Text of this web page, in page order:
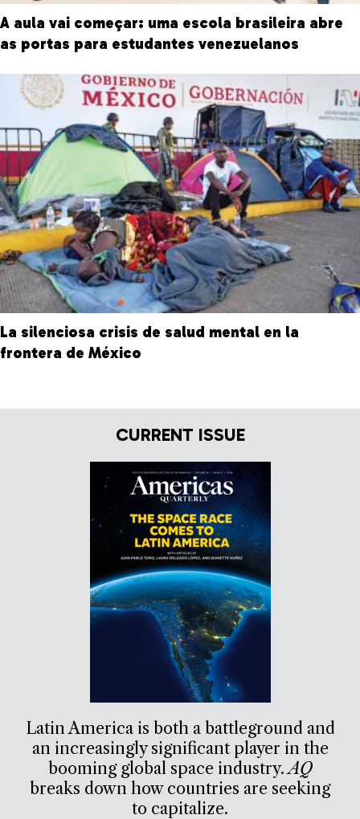
A aula vai começar: uma escola brasileira abre
as portas para estudantes venezuelanos
La silenciosa crisis de salud mental en la
frontera de México
CURRENT ISSUE
Latin America is both a battleground and
an increasingly significant player in the
booming global space industry.AQ
breaks down how countries are seeking
to capitalize.